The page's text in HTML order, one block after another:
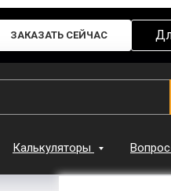
ЗАКАЗАТЬ СЕЙЧАС
Калькуляторы